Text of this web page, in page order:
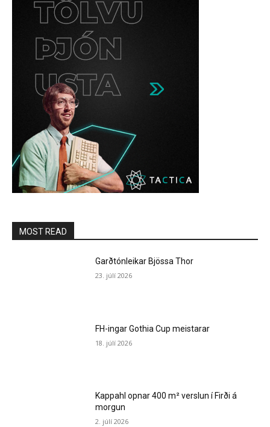
MOST READ
Garðtónleikar Bjössa Thor
23. júlí 2026
FH-ingar Gothia Cup meistarar
18. júlí 2026
Kappahl opnar 400 m² verslun í Firði á
morgun
2. júlí 2026